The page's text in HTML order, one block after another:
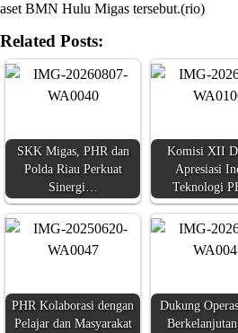
aset BMN Hulu Migas tersebut.(rio)
Related Posts:
SKK Migas, PHR dan
Polda Riau Perkuat
Sinergi…
Komisi XII
Apresiasi
Teknologi
PHR Kolaborasi dengan
Pelajar dan Masyarakat
Dukung